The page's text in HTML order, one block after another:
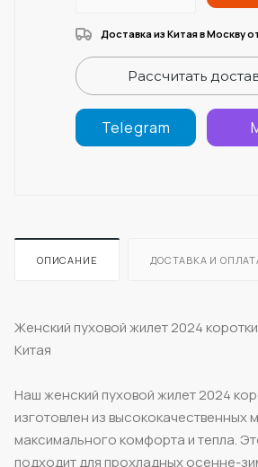
Доставка из Китая в Москву
Рассчитать
Telegram
ОПИСАНИЕ ДОСТАВКА И
Женский пуховой жилет 2024
Китая
Наш женский пуховой жилет 2024
изготовлен из высококачественных
максимального комфорта и тепла.
подходит для прохладных осенне-